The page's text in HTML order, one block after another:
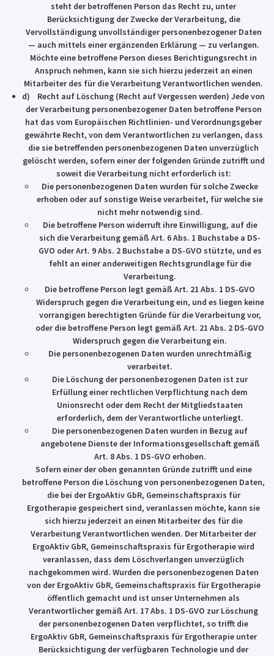
steht der betroffenen Person das Recht zu, unter
Berücksichtigung der Zwecke der Verarbeitung, die
Vervollständigung unvollständiger personenbezogener Daten
— auch mittels einer ergänzenden Erklärung — zu verlangen.
Möchte eine betroffene Person dieses Berichtigungsrecht in
Anspruch nehmen, kann sie sich hierzu jederzeit an einen
Mitarbeiter des für die Verarbeitung Verantwortlichen wenden.
d) Recht auf Löschung (Recht auf Vergessen werden) Jede von
der Verarbeitung personenbezogener Daten betroffene Person
hat das vom Europäischen Richtlinien- und Verordnungsgeber
gewährte Recht, von dem Verantwortlichen zu verlangen, dass
die sie betreffenden personenbezogenen Daten unverzüglich
gelöscht werden, sofern einer der folgenden Gründe zutrifft und
soweit die Verarbeitung nicht erforderlich ist:
Die personenbezogenen Daten wurden für solche Zwecke
erhoben oder auf sonstige Weise verarbeitet, für welche sie
nicht mehr notwendig sind.
Die betroffene Person widerruft ihre Einwilligung, auf die
sich die Verarbeitung gemäß Art. 6 Abs. 1 Buchstabe a DS-
GVO oder Art. 9 Abs. 2 Buchstabe a DS-GVO stützte, und es
fehlt an einer anderweitigen Rechtsgrundlage für die
Verarbeitung.
Die betroffene Person legt gemäß Art. 21 Abs. 1 DS-GVO
Widerspruch gegen die Verarbeitung ein, und es liegen keine
vorrangigen berechtigten Gründe für die Verarbeitung vor,
oder die betroffene Person legt gemäß Art. 21 Abs. 2 DS-GVO
Widerspruch gegen die Verarbeitung ein.
Die personenbezogenen Daten wurden unrechtmäßig
verarbeitet.
Die Löschung der personenbezogenen Daten ist zur
Erfüllung einer rechtlichen Verpflichtung nach dem
Unionsrecht oder dem Recht der Mitgliedstaaten
erforderlich, dem der Verantwortliche unterliegt.
Die personenbezogenen Daten wurden in Bezug auf
angebotene Dienste der Informationsgesellschaft gemäß
Art. 8 Abs. 1 DS-GVO erhoben.
Sofern einer der oben genannten Gründe zutrifft und eine
betroffene Person die Löschung von personenbezogenen Daten,
die bei der ErgoAktiv GbR, Gemeinschaftspraxis für
Ergotherapie gespeichert sind, veranlassen möchte, kann sie
sich hierzu jederzeit an einen Mitarbeiter des für die
Verarbeitung Verantwortlichen wenden. Der Mitarbeiter der
ErgoAktiv GbR, Gemeinschaftspraxis für Ergotherapie wird
veranlassen, dass dem Löschverlangen unverzüglich
nachgekommen wird. Wurden die personenbezogenen Daten
von der ErgoAktiv GbR, Gemeinschaftspraxis für Ergotherapie
öffentlich gemacht und ist unser Unternehmen als
Verantwortlicher gemäß Art. 17 Abs. 1 DS-GVO zur Löschung
der personenbezogenen Daten verpflichtet, so trifft die
ErgoAktiv GbR, Gemeinschaftspraxis für Ergotherapie unter
Berücksichtigung der verfügbaren Technologie und der